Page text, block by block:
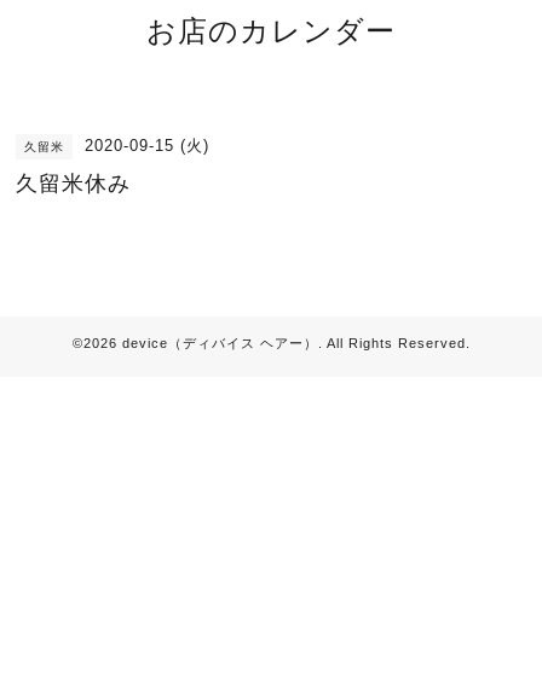
お店のカレンダー
久留米 2020-09-15 (火)
久留米休み
©2026 device（ディバイス ヘアー） . All Rights Reserved.